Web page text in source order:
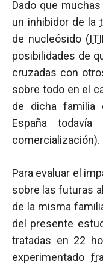
Dado que
un inhibidor de la
de nucleósido (
posibilidades de
cruzadas con
sobre todo en el
de dicha familia
España
comercialización).
Para evaluar el
sobre las futuras
de la misma
del presente
tratadas en 22
experimentado